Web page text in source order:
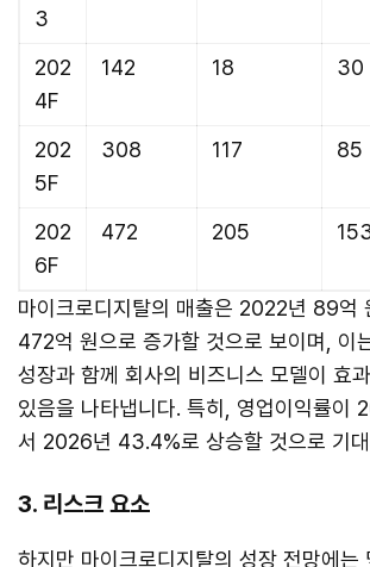
3
202
4F
142 18 30
202
5F
308 117 85
202
6F
472 205
마이크로디지탈의 매출은 2022년 89억
472억 원으로 증가할 것으로 보이며, 이
성장과 함께 회사의 비즈니스 모델이 효
있음을 나타냅니다. 특히, 영업이익률이
서 2026년 43.4%로 상승할 것으로 기
3. 리스크 요소
하지만 마이크로디지탈의 성장 전망에는